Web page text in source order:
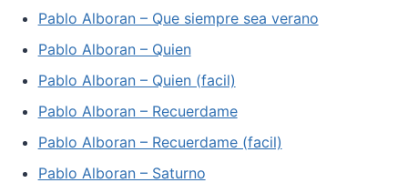
Pablo Alboran – Que siempre sea verano
Pablo Alboran – Quien
Pablo Alboran – Quien (facil)
Pablo Alboran – Recuerdame
Pablo Alboran – Recuerdame (facil)
Pablo Alboran – Saturno